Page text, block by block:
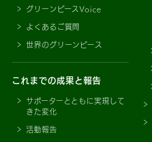
グリーンピースVoice
よくあるご質問
世界のグリーンピース
これまでの成果と報告
サポーターとともに実現して
きた変化
活動報告